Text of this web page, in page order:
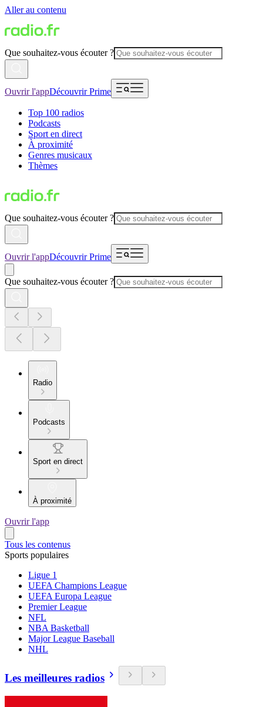
Aller au contenu
Que souhaitez-vous écouter ?
Ouvrir l'appDécouvrir Prime
Top 100 radios
Podcasts
Sport en direct
À proximité
Genres musicaux
Thèmes
Que souhaitez-vous écouter ?
Ouvrir l'appDécouvrir Prime
Que souhaitez-vous écouter ?
Radio
Podcasts
Sport en direct
À proximité
Ouvrir l'app
Tous les contenus
Sports populaires
Ligue 1
UEFA Champions League
UEFA Europa League
Premier League
NFL
NBA Basketball
Major League Baseball
NHL
Les meilleures radios